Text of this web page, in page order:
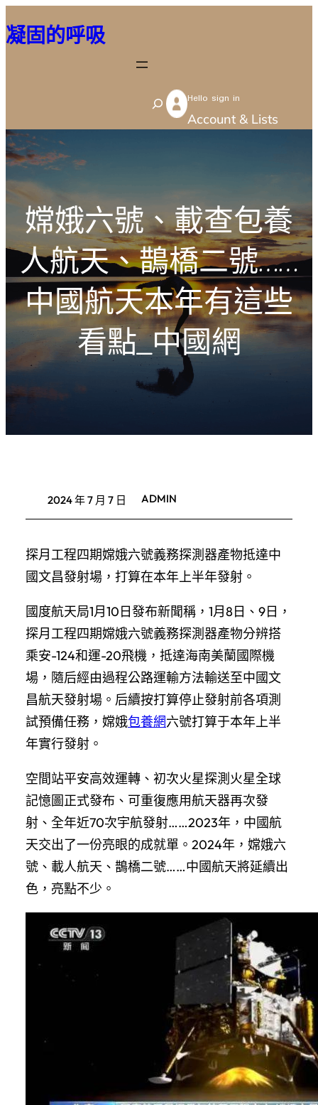
至
容
凝固的呼吸
S
e
h
Hello sign in
Account & Lists
嫦娥六號、載查包養
人航天、鵲橋二號……
中國航天本年有這些
看點_中國網
2024 年 7 月 7 日 ADMIN
探月工程四期嫦娥六號義務探測器產物抵達中
國文昌發射場，打算在本年上半年發射。
國度航天局1月10日發布新聞稱，1月8日、9日，
探月工程四期嫦娥六號義務探測器產物分辨搭
乘安-124和運-20飛機，抵達海南美蘭國際機
場，隨后經由過程公路運輸方法輸送至中國文
昌航天發射場。后續按打算停止發射前各項測
試預備任務，嫦娥包養網六號打算于本年上半
年實行發射。
空間站平安高效運轉、初次火星探測火星全球
記憶圖正式發布、可重復應用航天器再次發
射、全年近70次宇航發射……2023年，中國航
天交出了一份亮眼的成就單。2024年，嫦娥六
號、載人航天、鵲橋二號……中國航天將延續出
色，亮點不少。